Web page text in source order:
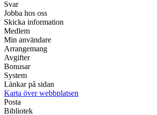
Svar
Jobba hos oss
Skicka information
Medlem
Min användare
Arrangemang
Avgifter
Bonusar
System
Länkar på sidan
Karta över webbplatsen
Posta
Bibliotek